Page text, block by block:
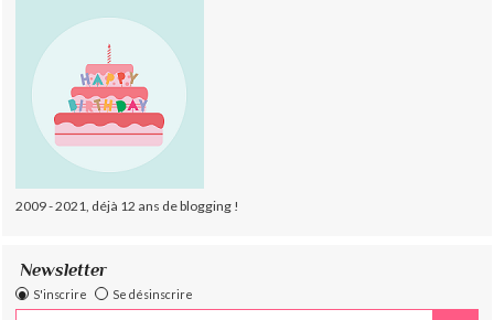
2009 - 2021, déjà 12 ans de blogging !
Newsletter
S'inscrire Se désinscrire